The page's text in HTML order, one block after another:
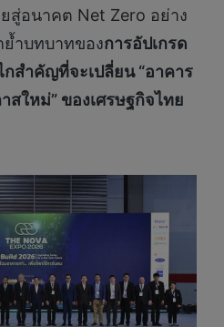
สู่อนาคต Net Zero อย่าง
ำบทบาทของการอัปเกรด
สำคัญที่จะเปลี่ยน “อาคาร
สใหม่” ของเศรษฐกิจไทย